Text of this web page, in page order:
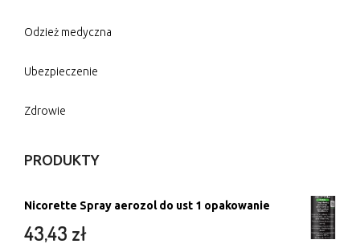
Odzież medyczna
Ubezpieczenie
Zdrowie
PRODUKTY
Nicorette Spray aerozol do ust 1 opakowanie
43,43 zł